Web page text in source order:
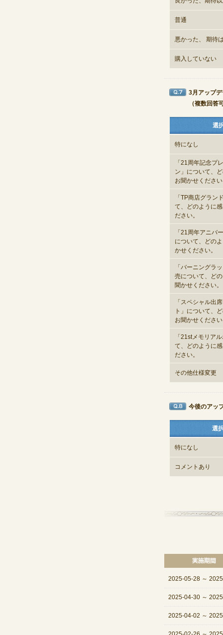
普通
悪かった、 期待
購入していない
Q7
3月アップ
（複数回答
選
特になし
「21周年記念プ
ン」について、
お聞かせくださ
「TP商店グラン
て、どのように
ださい。
「21周年アニバ
について、どの
かせください。
「バーニングラ
売について、ど
聞かせください。
「スペシャル出
ト」について、
お聞かせくださ
「21stメモリア
て、どのように
ださい。
その他仕様変更
Q8
今後のアッ
選
特になし
コメントあり
2025-05-28 ～
2025-04-30 ～
2025-04-02 ～